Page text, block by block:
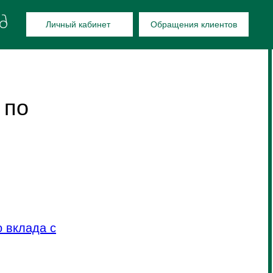
Обращения клиентов
Личный кабинет
вклада с